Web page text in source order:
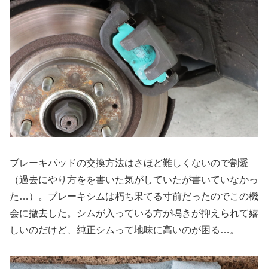
ブレーキパッドの交換方法はさほど難しくないので割愛
（過去にやり方をを書いた気がしていたが書いていなかっ
た…）。ブレーキシムは朽ち果てる寸前だったのでこの機
会に撤去した。シムが入っている方が鳴きが抑えられて嬉
しいのだけど、純正シムって地味に高いのが困る…。